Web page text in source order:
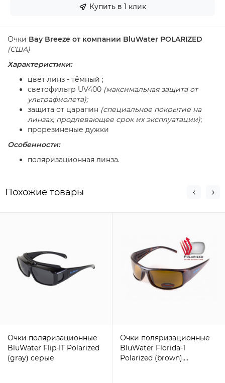
Купить в 1 клик
Очки Bay Breeze от компании BluWater POLARIZED
(США)
Характеристики:
цвет линз - тёмный ;
светофильтр UV400 (максимальная защита от
ультрафиолета);
защита от царапин (специальное покрытие на
линзах, продлевающее срок их эксплуатации);
прорезиненые дужки
Особенности:
поляризационная линза.
Похожие товары
Очки поляризационные
BluWater Flip-IT Polarized
(gray) серые
Очки поляризационные
BluWater Florida-1
Polarized (brown),